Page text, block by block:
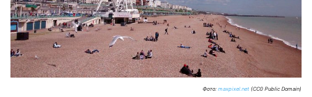
Фото: maxpixel.net (CC0 Public Domain)